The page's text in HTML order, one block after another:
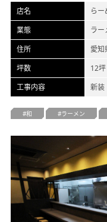
店名
ら
業態
ラー
住所
愛知
坪数
12坪
工事内容
新装
和 ラーメン